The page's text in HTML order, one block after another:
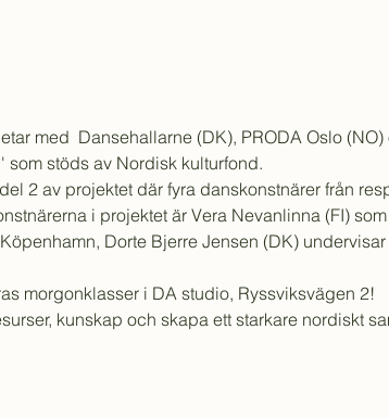
med  Dansehallarne (DK), PRODA Oslo
stöds av Nordisk kulturfond.
2 av projektet där fyra danskonstnärer från
i projektet är Vera Nevanlinna (FI)
Dorte Bjerre Jensen (DK)
morgonklasser i DA studio, Ryssviksvägen 2!
kunskap och skapa ett starkare nordiskt